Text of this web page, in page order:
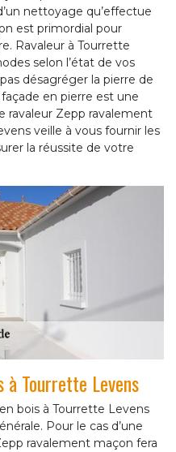
nettoyage qu’effectue
est primordial pour
Ravaleur à Tourrette
selon l’état de vos
désagréger la pierre de
en pierre est une
ravaleur Zepp ravalement
veille à vous fournir les
la réussite de votre
à Tourrette Levens
bois à Tourrette Levens
Pour le cas d’une
ravalement maçon fera